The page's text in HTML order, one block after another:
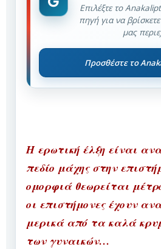
Επιλέξτε το
πηγή για να
μας
Προσθέστε το
Η ερωτική έλξη είναι
πεδίο μάχης στην
ομορφιά θεωρείται
οι επιστήμονες έχουν
μερικά από τα καλά
των γυναικών…